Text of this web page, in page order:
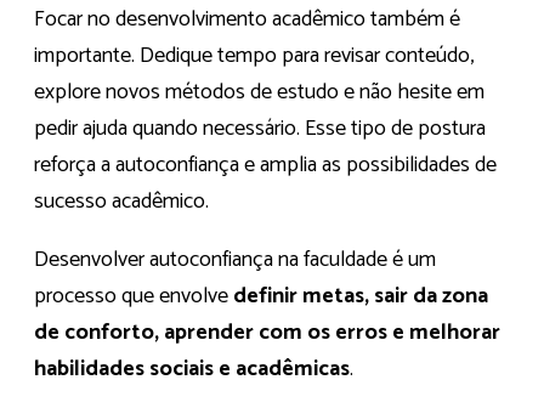
Focar no desenvolvimento acadêmico também é
importante. Dedique tempo para revisar conteúdo,
explore novos métodos de estudo e não hesite em
pedir ajuda quando necessário. Esse tipo de postura
reforça a autoconfiança e amplia as possibilidades de
sucesso acadêmico.
Desenvolver autoconfiança na faculdade é um
processo que envolvedefinir metas, sair da zona
de conforto, aprender com os erros e melhorar
habilidades sociais e acadêmicas.